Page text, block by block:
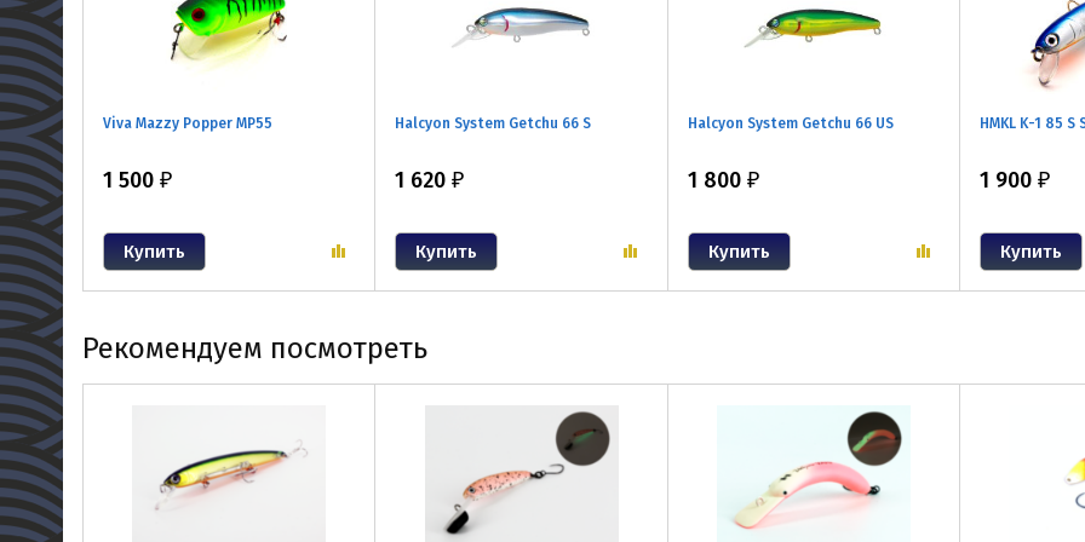
Viva Mazzy Popper MP55
1 500 ₽
Halcyon System Getchu 66 S
1 620₽
Halcyon System Getchu 66 US
1 800 ₽
HMKL K-1 85
1 900₽
Рекомендуем посмотреть